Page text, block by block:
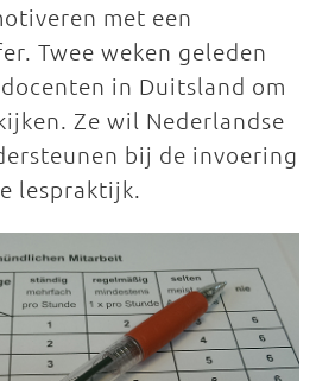
met een
Twee weken geleden
in Duitsland om
Ze wil Nederlandse
bij de invoering
lespraktijk.